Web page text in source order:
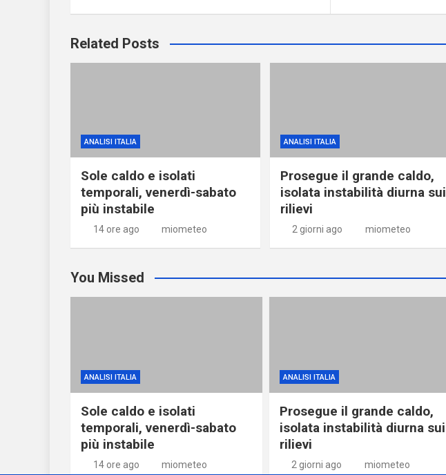
Related Posts
ANALISI ITALIA
Sole caldo e isolati
temporali, venerdì-sabato
più instabile
14 ore ago miometeo
ANALISI ITALIA
Prosegue il grande caldo,
isolata instabilità diurna sui
rilievi
2 giorni ago miometeo
You Missed
ANALISI ITALIA
Sole caldo e isolati
temporali, venerdì-sabato
più instabile
14 ore ago miometeo
ANALISI ITALIA
Prosegue il grande caldo,
isolata instabilità diurna sui
rilievi
2 giorni ago miometeo